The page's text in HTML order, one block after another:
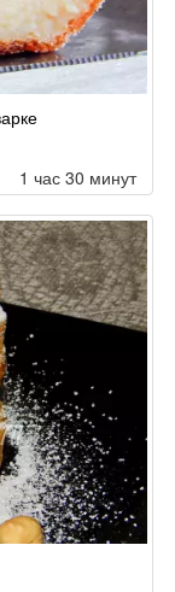
1 час 30 минут